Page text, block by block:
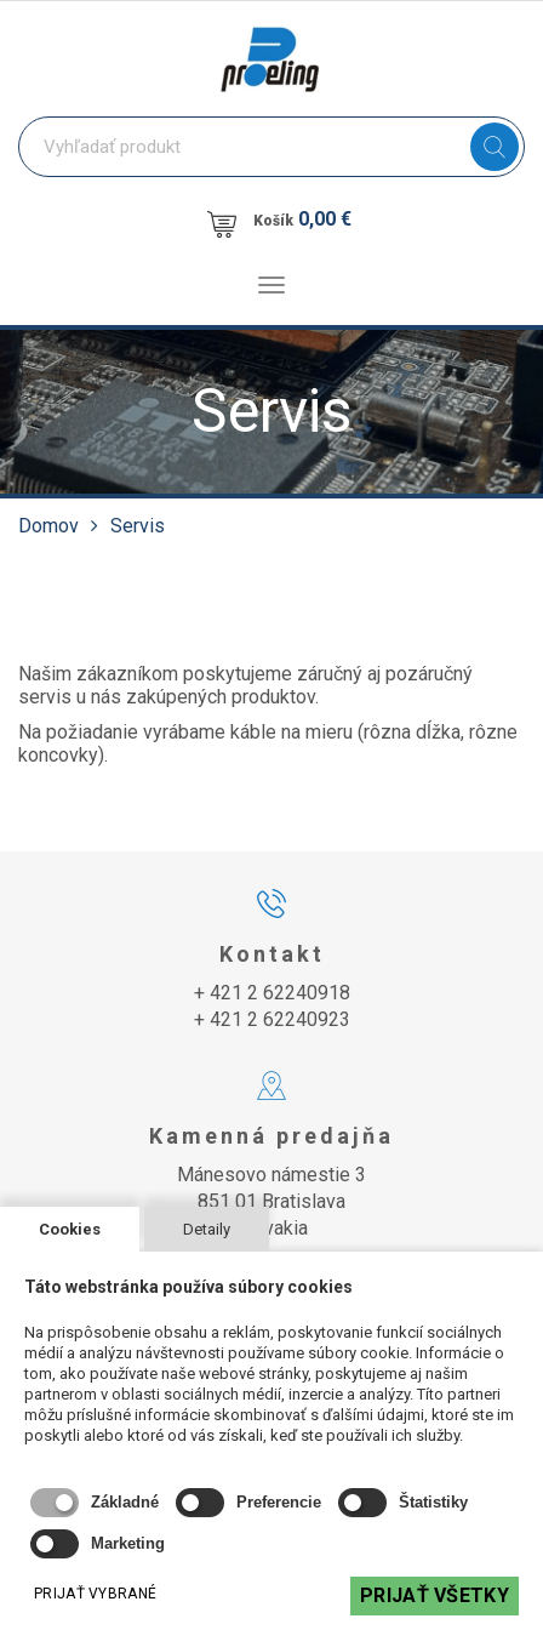
Košík 0,00 €
Toggle
Servis
Domov Servis
Našim zákazníkom poskytujeme záručný aj pozáručný
servis u nás zakúpených produktov.
Na požiadanie vyrábame káble na mieru (rôzna dĺžka, rôzne
koncovky).
Kontakt
+ 421 2 62240918
+ 421 2 62240923
Kamenná predajňa
Mánesovo námestie 3
851 01 Bratislava
Slovakia
E-Mail
e-mail: proeling@proeling.sk
objednávky: obchod@proeling.sk
Dokumenty pre partnerov
Cookies Detaily
Táto webstránka používa súbory cookies
Na prispôsobenie obsahu a reklám, poskytovanie funkcií sociálnych
médií a analýzu návštevnosti používame súbory cookie. Informácie o
tom, ako používate naše webové stránky, poskytujeme aj našim
partnerom v oblasti sociálnych médií, inzercie a analýzy. Títo partneri
môžu príslušné informácie skombinovať s ďalšími údajmi, ktoré ste im
poskytli alebo ktoré od vás získali, keď ste používali ich služby.
Základné Preferencie Štatistiky
Marketing
PRIJAŤ VYBRANÉ PRIJAŤ VŠETKY